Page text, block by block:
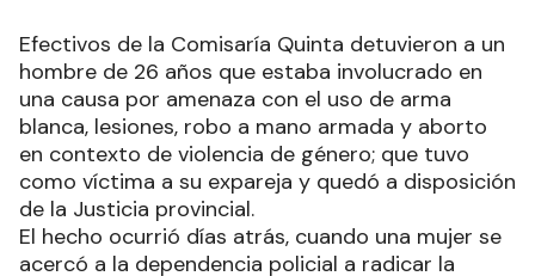
Efectivos de la Comisaría Quinta detuvieron a un
hombre de 26 años que estaba involucrado en
una causa por amenaza con el uso de arma
blanca, lesiones, robo a mano armada y aborto
en contexto de violencia de género; que tuvo
como víctima a su expareja y quedó a disposición
de la Justicia provincial.
El hecho ocurrió días atrás, cuando una mujer se
acercó a la dependencia policial a radicar la